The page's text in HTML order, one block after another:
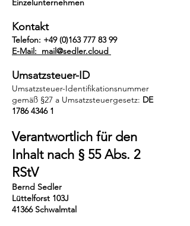
Einzelunternehmen
Kontakt
Telefon: +49 (0)163 777 83 99
E-Mail: mail@sedler.cloud
Umsatzsteuer-ID
Umsatzsteuer-Identifikationsnummer
gemäß §27 a Umsatzsteuergesetz: DE
1786 4346 1
Verantwortlich für den
Inhalt nach § 55 Abs. 2
RStV
Bernd Sedler
Lüttelforst 103J
41366 Schwalmtal